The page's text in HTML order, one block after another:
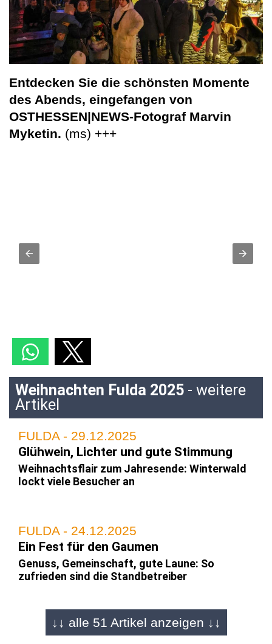
Entdecken Sie die schönsten Momente
des Abends, eingefangen von
OSTHESSEN|NEWS-Fotograf Marvin
Myketin. (ms) +++
Weihnachten Fulda 2025 - weitere
Artikel
FULDA - 29.12.2025
Glühwein, Lichter und gute Stimmung
Weihnachtsflair zum Jahresende: Winterwald
lockt viele Besucher an
FULDA - 24.12.2025
Ein Fest für den Gaumen
Genuss, Gemeinschaft, gute Laune: So
zufrieden sind die Standbetreiber
FULDA - 22.12.2025
↓↓ alle 51 Artikel anzeigen ↓↓